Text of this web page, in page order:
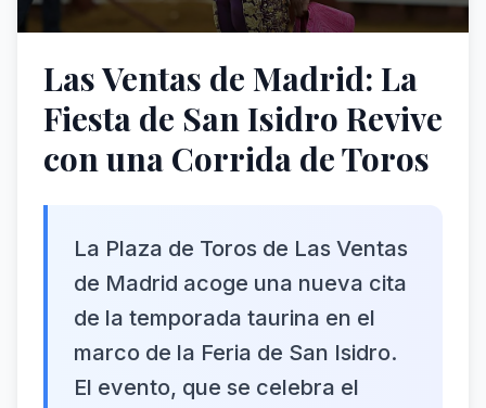
Las Ventas de Madrid: La
Fiesta de San Isidro Revive
con una Corrida de Toros
La Plaza de Toros de Las Ventas
de Madrid acoge una nueva cita
de la temporada taurina en el
marco de la Feria de San Isidro.
El evento, que se celebra el